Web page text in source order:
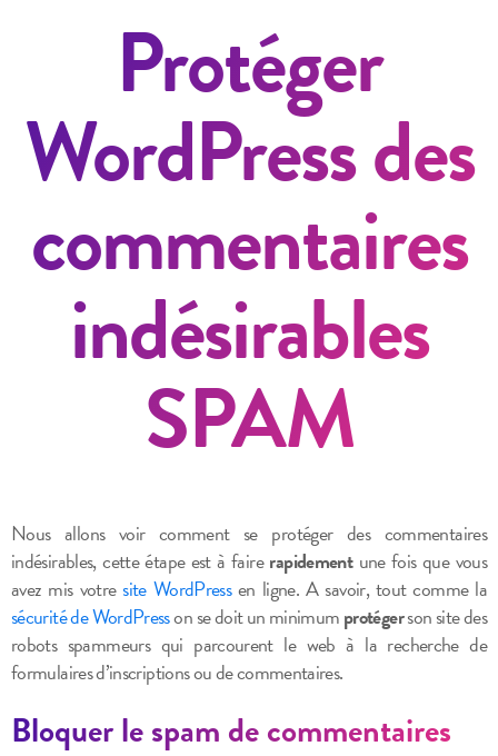
Protéger
WordPress des
commentaires
indésirables
SPAM
Nous allons voir comment se protéger des commentaires
indésirables, cette étape est à fairerapidementune fois que vous
avez mis votresite WordPressen ligne. A savoir, tout comme la
sécurité de WordPresson se doit un minimumprotégerson site des
robots spammeurs qui parcourent le web à la recherche de
formulaires d’inscriptions ou de commentaires.
Bloquer le spam de commentaires